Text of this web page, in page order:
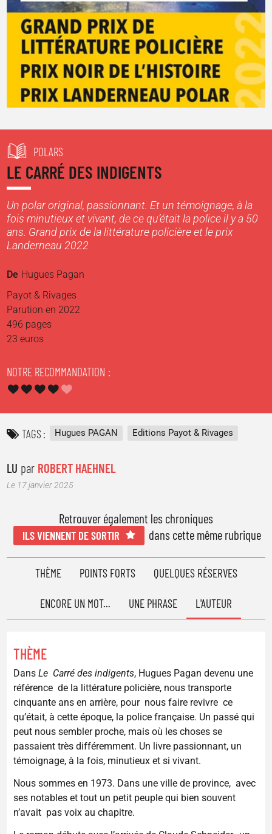
POLARS
LE CARRÉ DES INDIGENTS
Un polar original, passionnant. Et un témoignage, à la
fois minutieux et vivant, de ce qu’était la police il y a 50
ans. Grand prix de la littérature policière et le prix
Landerneau 2022
De Hugues Pagan
Payot & Rivages
Parution en 2022
496 pages
23 euros
NOTRE RECOMMANDATION
TAGS Hugues PAGAN Editions Payot & Rivages
LU par ROBERT HAEHNEL
Le 17 janvier 2025
Retrouver également les chroniques
ILS VIENNENT DE SORTIR dans cette même rubrique
THÈME POINTS FORTS QUELQUES RÉSERVES
ENCORE UN MOT... UNE PHRASE L'AUTEUR
THÈME
Dans Le Carré des indigents, Hugues Pagan devenu une
référence de la littérature policière, nous transporte
cinquante ans en arrière, pour nous faire revivre ce
qu’était, à cette époque, la police française. Un passé qui
peut nous sembler proche, mais où les choses se
passaient très différemment. Un livre passionnant, un
témoignage, à la fois, minutieux et si vivant.
Nous sommes en 1973. Dans une ville de province, avec
ses notables et tout un petit peuple qui bien souvent
n’avait pas voix au chapitre.